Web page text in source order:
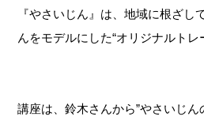
『やさいじん』は、地域に根ざし
んをモデルにした“オリジナルトレ
講座は、鈴木さんから”やさいじん